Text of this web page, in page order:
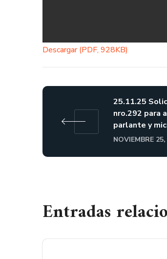
Descargar (PDF, 928KB)
25.11.25
nro.292 para
parlante y
NOVIEMBRE
Entradas